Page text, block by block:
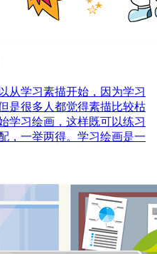
从学习素描开始，因为学习
是很多人都觉得素描比较枯
学习绘画，这样既可以练习
，一举两得。学习绘画是一